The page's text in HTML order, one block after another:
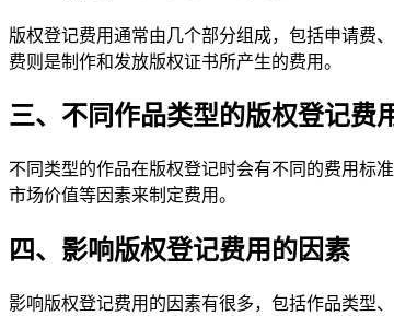
版权登记费用通常由几个部分组成，包括申请费
费则是制作和发放版权证书所产生的费用。
三、不同作品类型的版权登记费
不同类型的作品在版权登记时会有不同的费用标
市场价值等因素来制定费用。
四、影响版权登记费用的因素
影响版权登记费用的因素有很多，包括作品类型